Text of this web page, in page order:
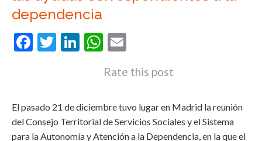
dependencia
Facebook
Twitter
LinkedIn
WhatsApp
Rate this post
El pasado 21 de diciembre tuvo lugar en Madrid la reunión
del Consejo Territorial de Servicios Sociales y el Sistema
para la Autonomía y Atención a la Dependencia, en la que el